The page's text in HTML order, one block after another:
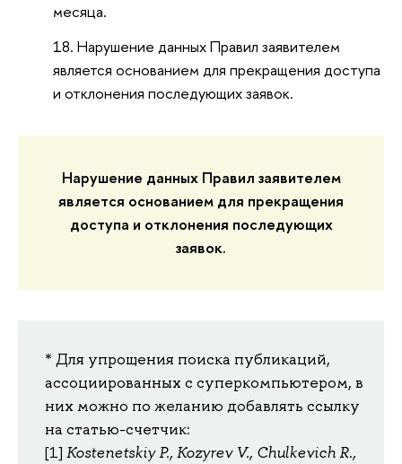
месяца.
Нарушение данных Правил заявителем
является основанием для прекращения доступа
и отклонения последующих заявок.
Нарушение данных Правил заявителем
является основанием для прекращения
доступа и отклонения последующих
заявок.
* Для упрощения поиска публикаций,
ассоциированных с суперкомпьютером, в
них можно по желанию добавлять ссылку
на статью-счетчик:
[1] Kostenetskiy P., Kozyrev V., Chulkevich R.,